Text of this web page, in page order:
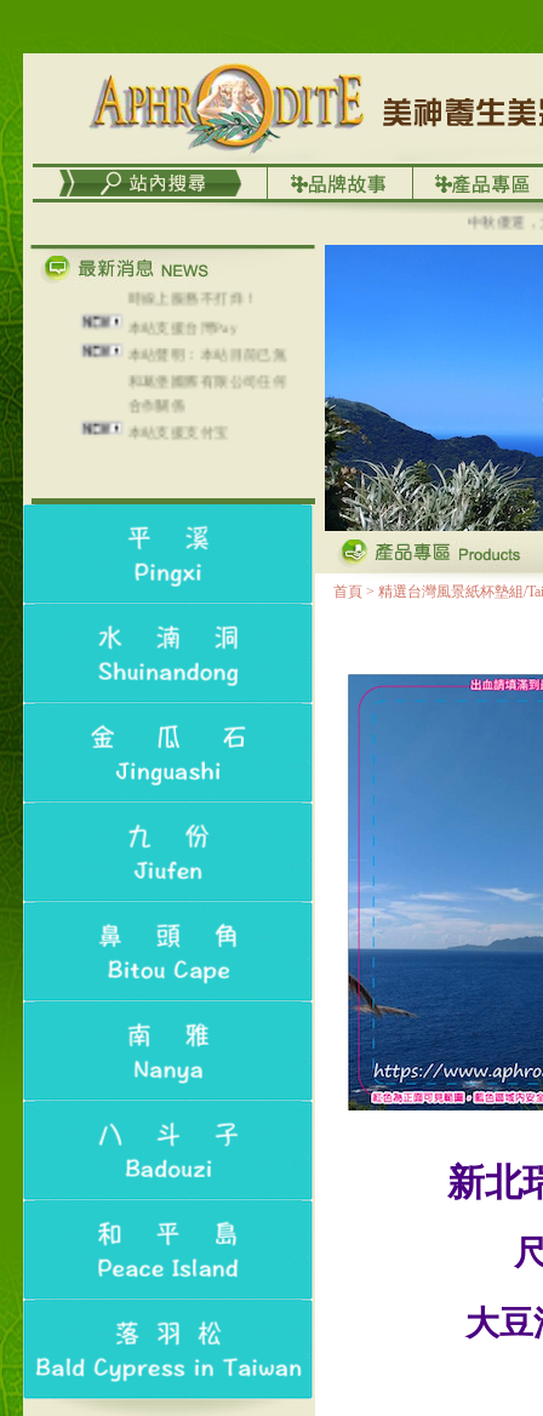
中秋優選，大
在外租屋者、居住處無管
理員、不方便在工作地點
取件者，歡迎多多使用
【郵局i郵箱】的服務喔～
【i郵箱】設立的地點，請
進入內頁連結～
Line@aphrodite2020 24小
時線上服務不打烊！
本站支援台灣Pay
本站聲明：本站目前已無
和葛堡國際有限公司任何
合作關係
本站支援支付宝
2017年1月1日起，中国大
首頁 > 精選台灣風景紙杯墊組/
新北
大